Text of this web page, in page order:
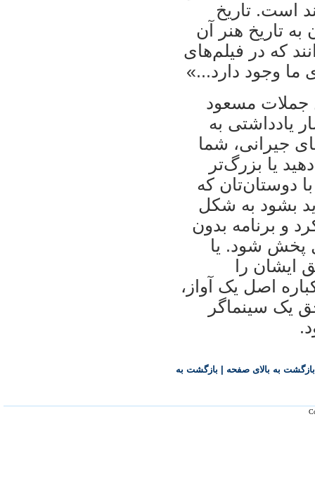
است. تاریخ
تاریخ هنر آن
که در فیلم‌های
ما وجود دارد...»
جملات مسعود
یادداشتی به
جیرانی، شما
یا بزرگ‌تر
دوستان‌تان که
بشود به شکل
و برنامه بدون
پخش شود. یا
ایشان را
اصل یک آواز،
یک سینماگر
بازگشت به بالای صفحه بازگشت به